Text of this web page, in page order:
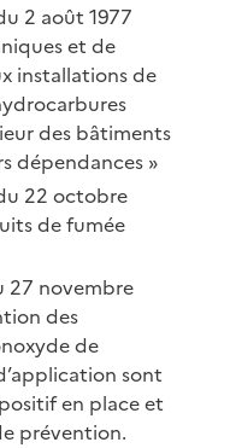
2 août 1977
et de
installations de
des bâtiments
dépendances »
22 octobre
de fumée
27 novembre
des
de
sont
en place et
prévention.